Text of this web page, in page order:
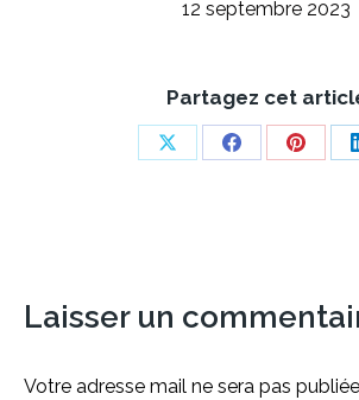
12 septembre 2023
Partagez cet
Share
Share
Share
Laisser un
Votre adresse mail ne sera pas